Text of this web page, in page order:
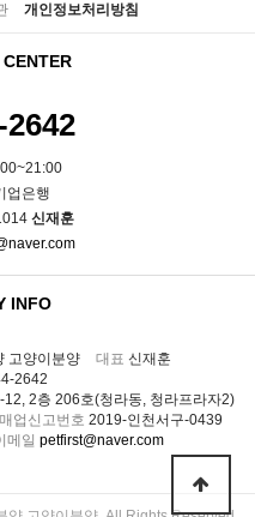
개인정보처리방침
업은행
신재훈
INFO
고양이분양 대표 신재훈
2642
2층 206호(청라동, 청라프라자2)
업신고번호 2019-인천서구-0439
메일 petfirst@naver.com